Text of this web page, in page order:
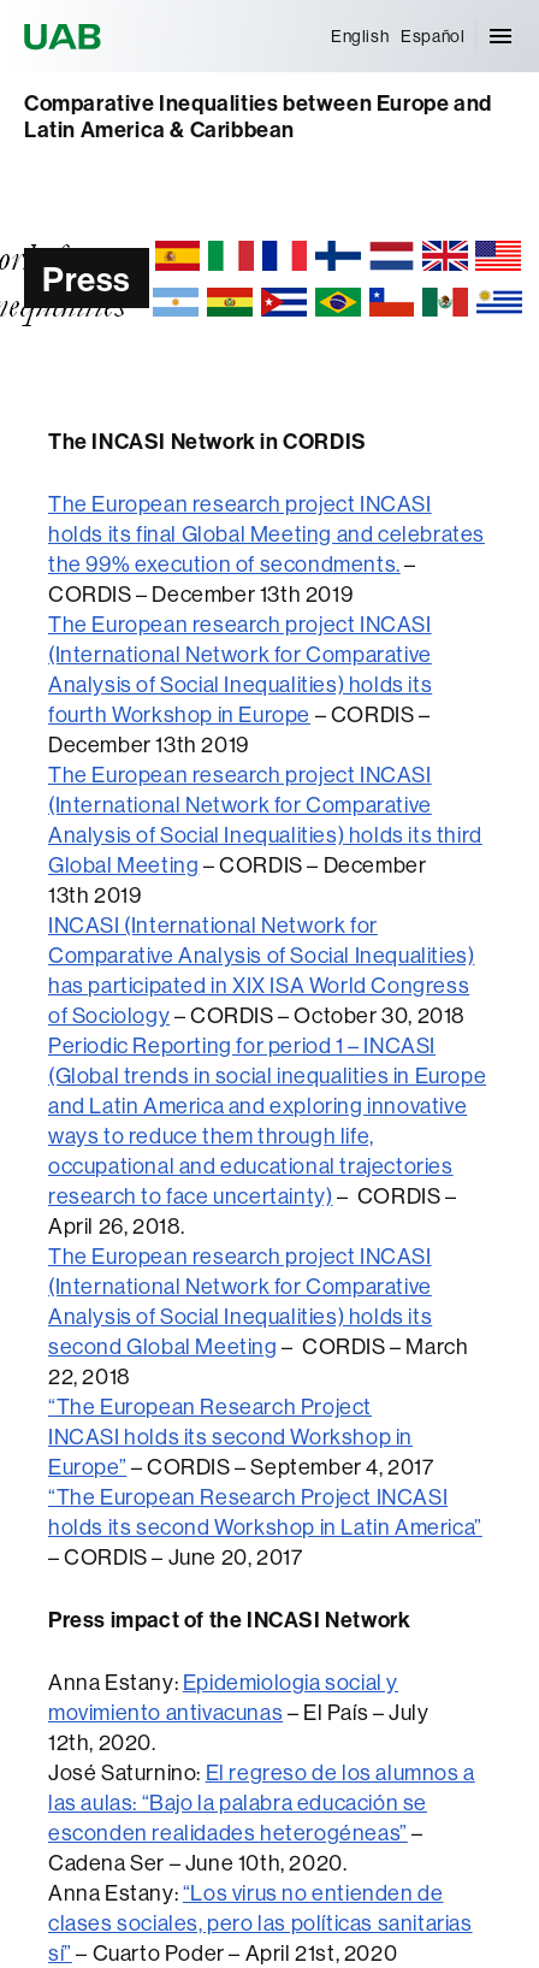
English Español
Comparative Inequalities between Europe and
Latin America & Caribbean
Press
The INCASI Network in CORDIS
The European research project INCASI
holds its final Global Meeting and celebrates
the 99% execution of secondments.–
CORDIS – December 13th 2019
The European research project INCASI
(International Network for Comparative
Analysis of Social Inequalities) holds its
fourth Workshop in Europe – CORDIS –
December 13th 2019
The European research project INCASI
(International Network for Comparative
Analysis of Social Inequalities) holds its third
Global Meeting – CORDIS – December
13th 2019
INCASI (International Network for
Comparative Analysis of Social Inequalities)
has participated in XIX ISA World Congress
of Sociology– CORDIS – October 30, 2018
Periodic Reporting for period 1 – INCASI
(Global trends in social inequalities in Europe
and Latin America and exploring innovative
ways to reduce them through life,
occupational and educational trajectories
research to face uncertainty)– CORDIS –
April 26, 2018.
The European research project INCASI
(International Network for Comparative
Analysis of Social Inequalities) holds its
second Global Meeting – CORDIS – March
22, 2018
“The European Research Project
INCASI holds its second Workshop in
Europe” – CORDIS – September 4, 2017
“The European Research Project INCASI
holds its second Workshop in Latin America”
– CORDIS – June 20, 2017
Press impact of the INCASI Network
Anna Estany: Epidemiologia social y
movimiento antivacunas – El País – July
12th, 2020.
José Saturnino: El regreso de los alumnos a
las aulas: “Bajo la palabra educación se
esconden realidades heterogéneas” –
Cadena Ser – June 10th, 2020.
Anna Estany:“Los virus no entienden de
clases sociales, pero las políticas sanitarias
sí” – Cuarto Poder – April 21st, 2020